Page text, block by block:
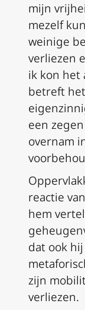
mijn
mezelf
weinige
verliezen
ik kon het
betreft
een
overnam
reactie
hem
dat ook
zijn
verliezen.